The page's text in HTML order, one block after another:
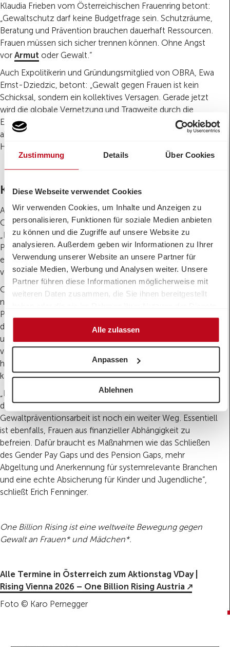
Zustimmung Details Über Cookies
Diese Webseite verwendet Cookies
Wir verwenden Cookies, um Inhalte und Anzeigen zu
personalisieren, Funktionen für soziale Medien anbieten
zu können und die Zugriffe auf unsere Website zu
analysieren. Außerdem geben wir Informationen zu Ihrer
Verwendung unserer Website an unsere Partner für
soziale Medien, Werbung und Analysen weiter. Unsere
Partner führen diese Informationen möglicherweise mit
weiteren Daten zusammen, die Sie ihnen bereitgestellt
gesammelt haben.
Alle zulassen
Anpassen
Ablehnen
Klaudia Frieben vom Österreichischen Frauenring betont:
„Gewaltschutz darf keine Budgetfrage sein. Schutzräume,
Beratung und Prävention brauchen dauerhaft Ressourcen.
Frauen müssen sich sicher trennen können. Ohne Angst
vor Armut oder Gewalt.“
Auch Expolitikerin und Gründungsmitglied von OBRA, Ewa
Ernst-Dziedzic, betont: „Gewalt gegen Frauen ist kein
Schicksal, sondern ein kollektives Versagen. Gerade jetzt
wird die globale Vernetzung und Tragweite durch die
Epstein-Files erkennbar. One Billion Rising zeigt: Wir
akzeptieren das nicht länger. Jede*r kann und muss
Haltung zeigen. Auf der Straße, online, im Alltag.“
Kunst gegen Gewalt an Frauen
Aiko Kazuko Kurosaki ist die künstlerische Leiterin von
OBRA und sieht in der Kunst eine kraftvolle Botschafterin:
„Kunst macht Unsichtbares sichtbar. OBRA verbindet
Politik, Zivilgesellschaft sowie künstlerischen Ausdruck und
erreicht die Menschen emotional. Dafür braucht es
verlässliche Finanzierung und langfristige Unterstützung.“
One Billion Rising macht das Problem sichtbar und fordert:
nachhaltige Finanzierung von Gewaltschutz, wirksame
Prävention, konsequente Strafverfolgung und eine Kultur,
die Gewalt nicht relativiert. Es braucht verpflichtend eine
umfassend geschulte Exekutive und eine ebenso
verpflichtend wie gut geschulte Richterschaft, die
häusliche Gewalt und Beziehungsgewalt richtig einordnen
kann.
„Bis zu den benötigten 250 Millionen Euro jährlich sowie
den 3.000 zusätzlichen Vollzeitarbeitskräften in der
Gewaltpräventionsarbeit ist noch ein weiter Weg. Essentiell
ist ebenfalls, Frauen aus finanzieller Abhängigkeit zu
befreien. Dafür braucht es Maßnahmen wie das Schließen
des Gender Pay Gaps und des Pension Gaps, mehr
Abgeltung und Anerkennung für systemrelevante Branchen
und eine echte Absicherung für Kinder und Jugendliche“,
schließt Erich Fenninger.
One Billion Rising ist eine weltweite Bewegung gegen
Gewalt an Frauen* und Mädchen*.
Alle Termine in Österreich zum Aktionstag VDay |
Rising Vienna 2026 – One Billion Rising Austria
Foto © Karo Pernegger